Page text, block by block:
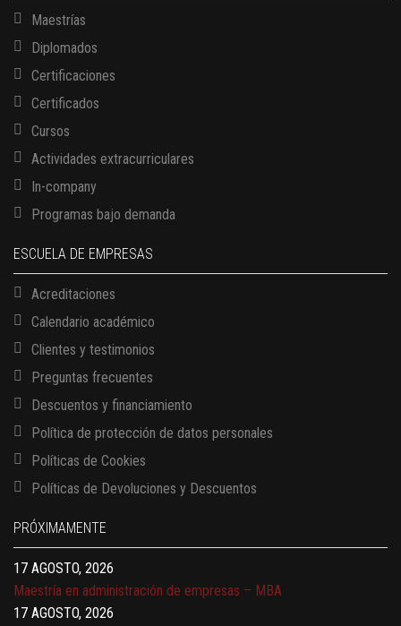
Maestrías
Diplomados
Certificaciones
Certificados
Cursos
Actividades extracurriculares
In-company
Programas bajo demanda
ESCUELA DE EMPRESAS
Acreditaciones
Calendario académico
Clientes y testimonios
Preguntas frecuentes
Descuentos y financiamiento
Política de protección de datos personales
Políticas de Cookies
Políticas de Devoluciones y Descuentos
PRÓXIMAMENTE
13 AGOSTO, 2026
17 AGOSTO, 2026
Gerencia de empresas familiares
17 AGOSTO, 2026
Maestría en administración de empresas – MBA
17 AGOSTO, 2026